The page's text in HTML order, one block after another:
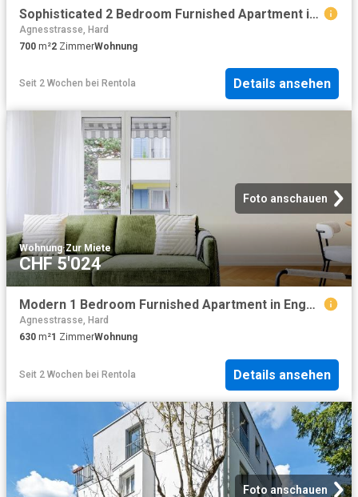
Sophisticated 2 Bedroom Furnished Apartment in Enge, Zurich Amsterdam Apartments for Rent
Agnesstrasse, Hard
700 m²2 ZimmerWohnung
Seit 2 Wochen bei Rentola Details ansehen
Foto anschauen
Wohnung·Zur Miete
CHF 5'024
Modern 1 Bedroom Furnished Apartment in Enge, Zurich Amsterdam Apartments for Rent
Agnesstrasse, Hard
630 m²1 ZimmerWohnung
Seit 2 Wochen bei Rentola Details ansehen
Foto anschauen